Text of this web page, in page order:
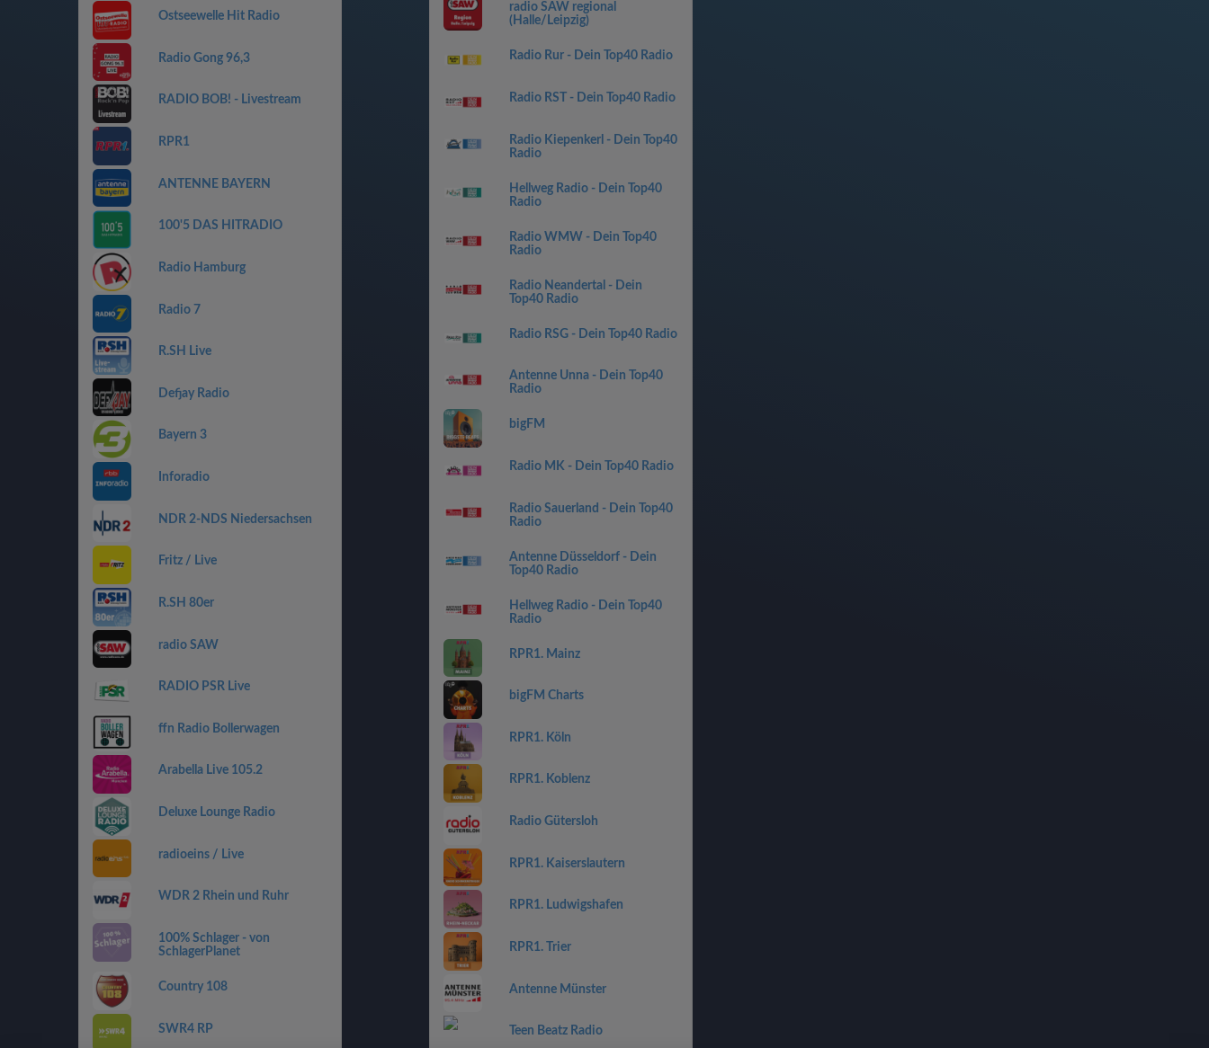
Ostseewelle Hit Radio
Radio Gong 96,3
RADIO BOB! - Livestream
RPR1
ANTENNE BAYERN
100'5 DAS HITRADIO
Radio Hamburg
Radio 7
R.SH Live
Defjay Radio
Bayern 3
Inforadio
NDR 2-NDS Niedersachsen
Fritz / Live
R.SH 80er
radio SAW
RADIO PSR Live
ffn Radio Bollerwagen
Arabella Live 105.2
Deluxe Lounge Radio
radioeins / Live
WDR 2 Rhein und Ruhr
100% Schlager - von
SchlagerPlanet
Country 108
SWR4 RP
radio SAW regional
(Halle/Leipzig)
Radio Rur - Dein Top40 Radio
Radio RST - Dein Top40 Radio
Radio Kiepenkerl - Dein Top40
Radio
Hellweg Radio - Dein Top40
Radio
Radio WMW - Dein Top40
Radio
Radio Neandertal - Dein
Top40 Radio
Radio RSG - Dein Top40 Radio
Antenne Unna - Dein Top40
Radio
bigFM
Radio MK - Dein Top40 Radio
Radio Sauerland - Dein Top40
Radio
Antenne Düsseldorf - Dein
Top40 Radio
Hellweg Radio - Dein Top40
Radio
RPR1. Mainz
bigFM Charts
RPR1. Köln
RPR1. Koblenz
Radio Gütersloh
RPR1. Kaiserslautern
RPR1. Ludwigshafen
RPR1. Trier
Antenne Münster
Teen Beatz Radio